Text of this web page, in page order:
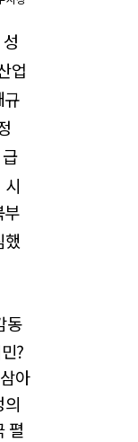
업
규
부
동
?
아
펼